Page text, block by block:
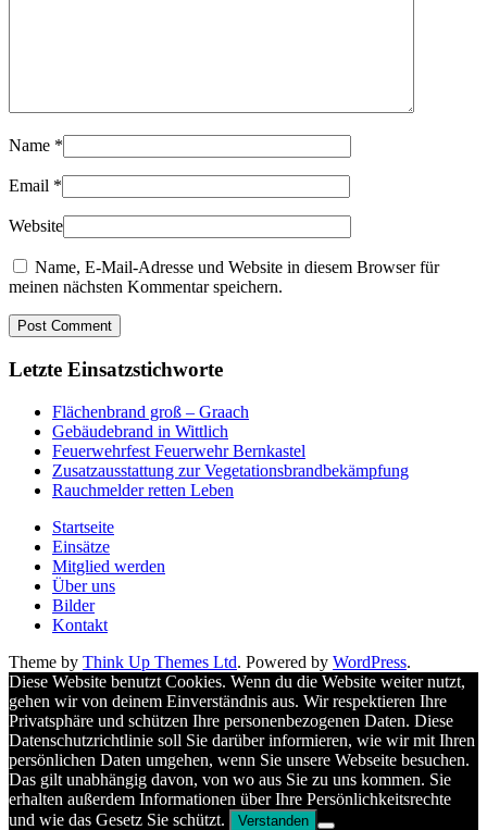
Name *
Email *
Website
Name, E-Mail-Adresse und Website in diesem Browser für
meinen nächsten Kommentar speichern.
Letzte Einsatzstichworte
Flächenbrand groß – Graach
Gebäudebrand in Wittlich
Feuerwehrfest Feuerwehr Bernkastel
Zusatzausstattung zur Vegetationsbrandbekämpfung
Rauchmelder retten Leben
Startseite
Einsätze
Mitglied werden
Über uns
Bilder
Kontakt
Theme by Think Up Themes Ltd. Powered by WordPress.
Diese Website benutzt Cookies. Wenn du die Website weiter nutzt,
gehen wir von deinem Einverständnis aus. Wir respektieren Ihre
Privatsphäre und schützen Ihre personenbezogenen Daten. Diese
Datenschutzrichtlinie soll Sie darüber informieren, wie wir mit Ihren
persönlichen Daten umgehen, wenn Sie unsere Webseite besuchen.
Das gilt unabhängig davon, von wo aus Sie zu uns kommen. Sie
erhalten außerdem Informationen über Ihre Persönlichkeitsrechte
und wie das Gesetz Sie schützt.
Verstanden